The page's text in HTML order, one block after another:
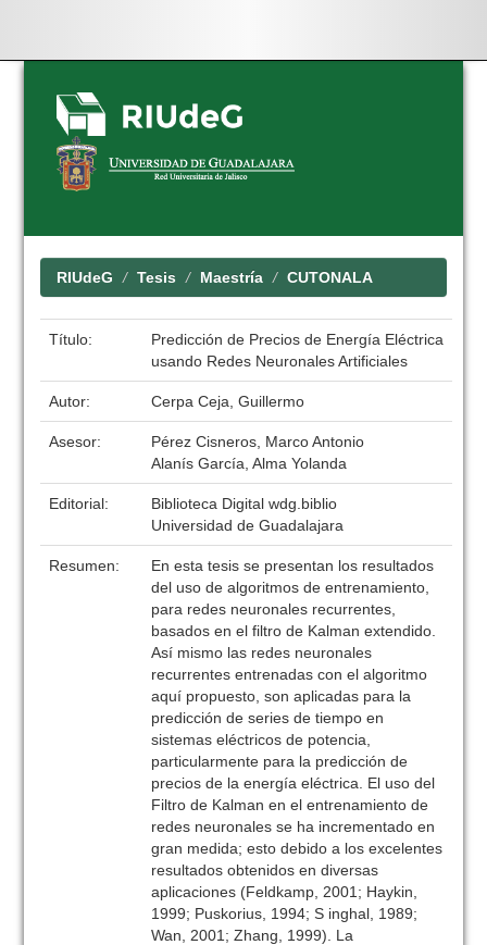
Skip
navigation
RIUdeG Tesis Maestría CUTONALA
Título:
Predicción de Precios de Energía Eléctrica
usando Redes Neuronales Artificiales
Autor: Cerpa Ceja, Guillermo
Asesor:
Pérez Cisneros, Marco Antonio
Alanís García, Alma Yolanda
Editorial:
Biblioteca Digital wdg.biblio
Universidad de Guadalajara
Resumen:
En esta tesis se presentan los resultados
del uso de algoritmos de entrenamiento,
para redes neuronales recurrentes,
basados en el filtro de Kalman extendido.
Así mismo las redes neuronales
recurrentes entrenadas con el algoritmo
aquí propuesto, son aplicadas para la
predicción de series de tiempo en
sistemas eléctricos de potencia,
particularmente para la predicción de
precios de la energía eléctrica. El uso del
Filtro de Kalman en el entrenamiento de
redes neuronales se ha incrementado en
gran medida; esto debido a los excelentes
resultados obtenidos en diversas
aplicaciones (Feldkamp, 2001; Haykin,
1999; Puskorius, 1994; S inghal, 1989;
Wan, 2001; Zhang, 1999). La